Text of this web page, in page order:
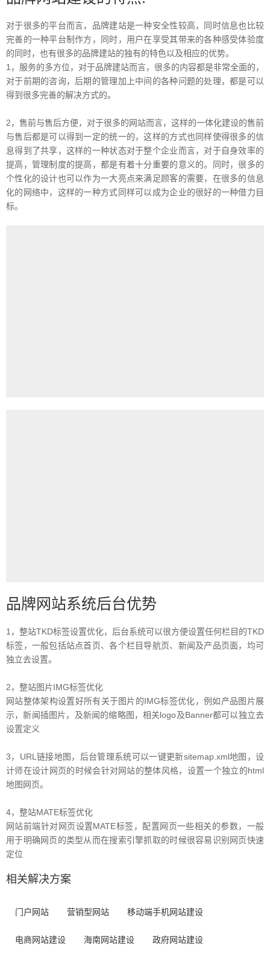
对于很多的平台而言，品牌建站是一种安全性较高，同时信息也比较
完善的一种平台制作方，同时，用户在享受其带来的各种感受体验度
的同时，也有很多的品牌建站的独有的特色以及相应的优势。
1，服务的多方位，对于品牌建站而言，很多的内容都是非常全面的，
对于前期的咨询，后期的管理加上中间的各种问题的处理，都是可以
得到很多完善的解决方式的。
2，售前与售后方便，对于很多的网站而言，这样的一体化建设的售前
与售后都是可以得到一定的统一的，这样的方式也同样使得很多的信
息得到了共享，这样的一种状态对于整个企业而言，对于自身效率的
提高，管理制度的提高，都是有着十分重要的意义的。同时，很多的
个性化的设计也可以作为一大亮点来满足顾客的需要，在很多的信息
化的网络中，这样的一种方式同样可以成为企业的很好的一种借力目
标。
品牌网站系统后台优势
1，整站TKD标签设置优化，后台系统可以很方便设置任何栏目的TKD
标签，一般包括站点首页、各个栏目导航页、新闻及产品页面，均可
独立去设置。
2，整站图片IMG标签优化
网站整体架构设置好所有关于图片的IMG标签优化，例如产品图片展
示，新闻插图片，及新闻的缩略图，相关logo及Banner都可以独立去
设置定义
3，URL链接地图，后台管理系统可以一键更新sitemap.xml地图，设
计师在设计网页的时候会针对网站的整体风格，设置一个独立的html
地图网页。
4，整站MATE标签优化
网站前端针对网页设置MATE标签，配置网页一些相关的参数，一般
用于明确网页的类型从而在搜索引擎抓取的时候很容易识别网页快速
定位
相关解决方案
门户网站 营销型网站 移动端手机网站建设
电商网站建设 海南网站建设 政府网站建设